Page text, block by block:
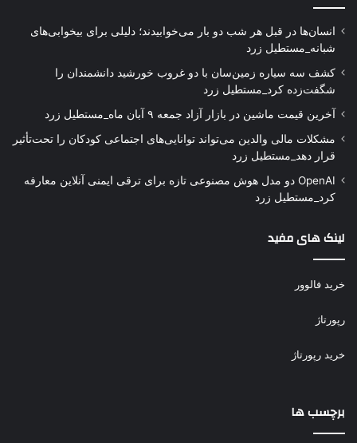
انسان‌ها در قبل هر شب دو بار می‌خوابیدند؛ دلیلی برای بیخوابی‌های
شبانه_مستطیل زرد
کشف سه سیاره زمین‌سان با دو غروب خورشید دانشمندان را
شگفت‌زده کرد_مستطیل زرد
آخرین قیمت ماشین در بازار آزاد جمعه ۹ آبان ماه_مستطیل زرد
مشکلات مالی والدین می‌تواند توانایی‌های اجتماعی کودکان را تحت‌تأثیر
قرار دهد_مستطیل زرد
OpenAI دو مدل هوش مصنوعی تازه برای ترقی ایمنی آنلاین معارفه
کرد_مستطیل زرد
لینک های مفید
خرید فالوور
رپورتاژ
خرید رپورتاژ
برچسب ها